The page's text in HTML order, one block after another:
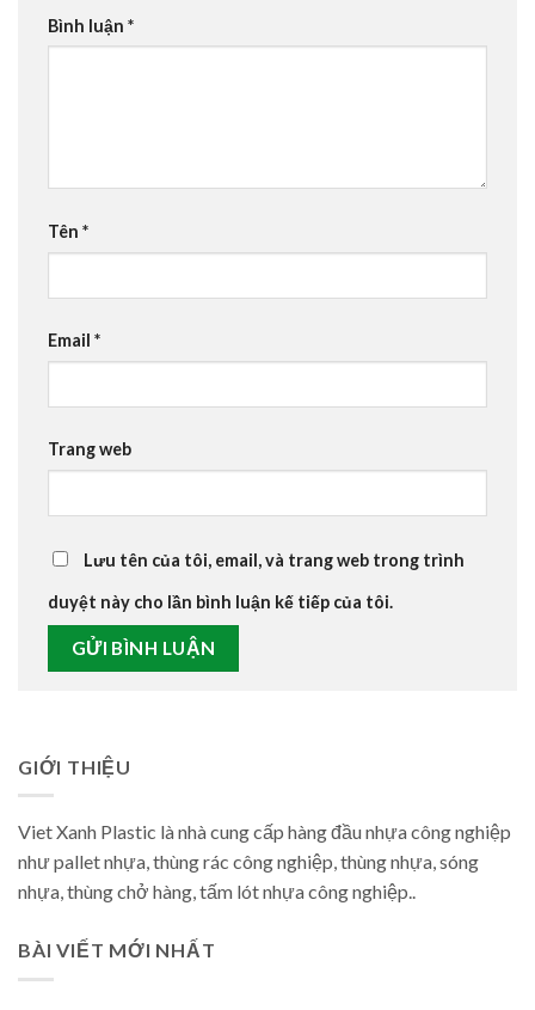
Bình luận *
Tên *
Email *
Trang web
Lưu tên của tôi, email, và trang web trong trình
duyệt này cho lần bình luận kế tiếp của tôi.
GIỚI THIỆU
Viet Xanh Plastic là nhà cung cấp hàng đầu nhựa công nghiệp
như pallet nhựa, thùng rác công nghiệp, thùng nhựa, sóng
nhựa, thùng chở hàng, tấm lót nhựa công nghiệp..
BÀI VIẾT MỚI NHẤT